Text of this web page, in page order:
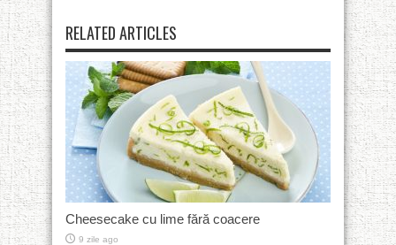
RELATED ARTICLES
Cheesecake cu lime fără coacere
9 zile ago